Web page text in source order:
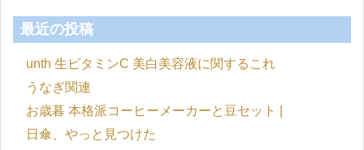
最近の投稿
unth 生ビタミンC 美白美容液に関するこれ
うなぎ関連
お歳暮 本格派コーヒーメーカーと豆セット |
日傘、やっと見つけた